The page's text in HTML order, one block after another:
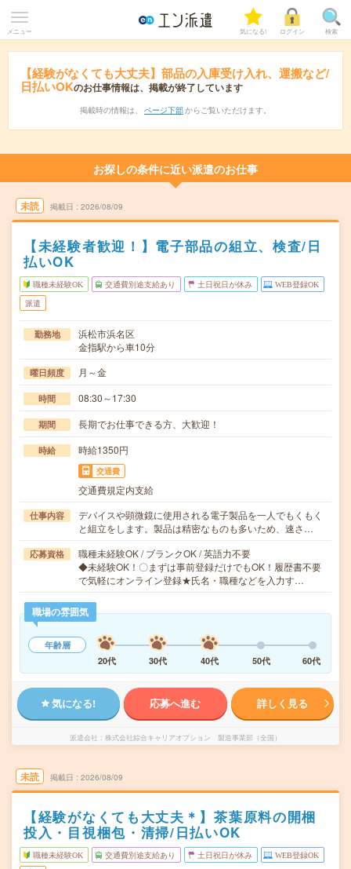
メニュー 気になる! ログイン 検索
【経験がなくても大丈夫】部品の入庫受け入れ、運搬など/
日払いOKのお仕事情報は、掲載が終了しています
掲載時の情報は、 ページ下部 からご覧いただけます。
お探しの条件に近い派遣のお仕事
未読 掲載日 2026/08/09
【未経験者歓迎！】電子部品の組立、検査/日
払いOK
職種未経験OK 交通費別途支給あり 土日祝日が休み WEB登録OK
派遣
勤務地
浜松市浜名区
金指駅から車10分
曜日頻度 月～金
時間 08:30～17:30
期間 長期でお仕事できる方、大歓迎！
時給 時給1350円
交通費
交通費規定内支給
仕事内容
デバイスや顕微鏡に使用される電子製品を一人でもくもく
と組立をします。製品は精密なものも多いため、速さ…
応募資格
職種未経験OK / ブランクOK / 英語力不要
◆未経験OK！〇まずは事前登録だけでもOK！履歴書不要
で気軽にオンライン登録★氏名・職種などを入力す…
職場の雰囲気
年齢層
20代
30代 40代 50代 60代
気になる! 応募へ進む 詳しく見る
派遣会社 株式会社綜合キャリアオプション 製造事業部（全国）
未読 掲載日 2026/08/09
【経験がなくても大丈夫＊】茶葉原料の開梱
投入・目視梱包・清掃/日払いOK
職種未経験OK 交通費別途支給あり 土日祝日が休み WEB登録OK